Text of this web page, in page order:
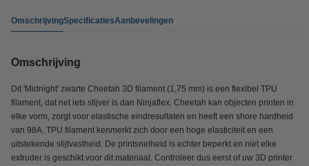
OmschrijvingSpecificatiesAanbevelingen
Omschrijving
Dit 'Midnight' zwarte Cheetah 3D filament (1,75 mm) is een flexibel TPU
filament, dat net iets stijver is dan Ninjaflex. Cheetah kan objecten printen in
elke vorm, zorgt voor elastische eindresultaten en heeft een shore hardheid
van 98A. TPU filament kenmerkt zich door een hoge elasticiteit en een
uitstekende slijtvastheid. De printsnelheid is echter beperkt en niet elke
extruder is geschikt voor dit materiaal. Controleer dus eerst of uw 3D printer